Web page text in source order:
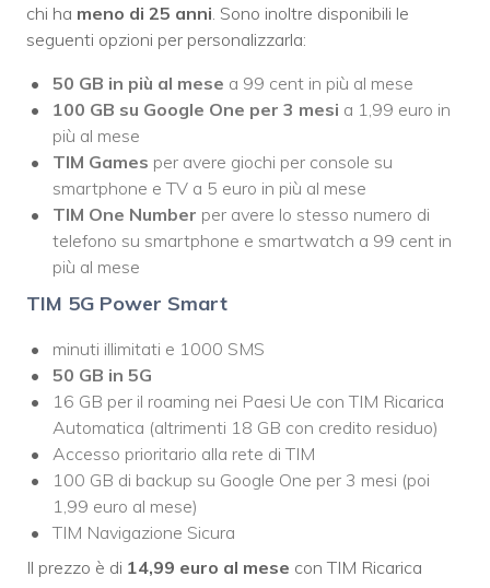
chi ha meno di 25 anni. Sono inoltre disponibili le
seguenti opzioni per personalizzarla:
50 GB in più al mese a 99 cent in più al mese
100 GB su Google One per 3 mesi a 1,99 euro in
più al mese
TIM Games per avere giochi per console su
smartphone e TV a 5 euro in più al mese
TIM One Number per avere lo stesso numero di
telefono su smartphone e smartwatch a 99 cent in
più al mese
TIM 5G Power Smart
minuti illimitati e 1000 SMS
50 GB in 5G
16 GB per il roaming nei Paesi Ue con TIM Ricarica
Automatica (altrimenti 18 GB con credito residuo)
Accesso prioritario alla rete di TIM
100 GB di backup su Google One per 3 mesi (poi
1,99 euro al mese)
TIM Navigazione Sicura
Il prezzo è di 14,99 euro al mese con TIM Ricarica